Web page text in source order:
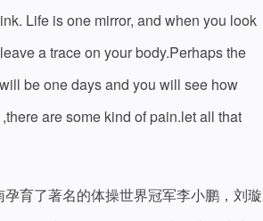
Life is one mirror, and when you look
a trace on your body.Perhaps the
be one days and you will see how
are some kind of pain.let all that
育了著名的体操世界冠军李小鹏，刘璇